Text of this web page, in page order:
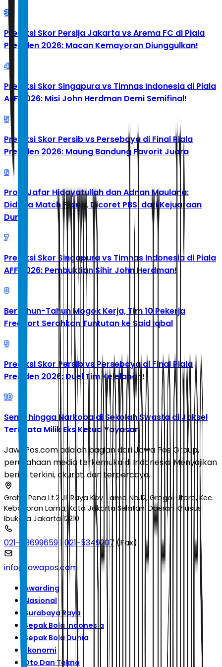
3
Prediksi Skor Persija Jakarta vs Arema FC di Piala
Presiden 2026: Macan Kemayoran Diunggulkan!
4
Prediksi Skor Singapura vs Timnas Indonesia di Piala
AFF 2026: Misi John Herdman Demi Semifinal!
5
Prediksi Skor Persib vs Persebaya di Final Piala
Presiden 2026: Maung Bandung Favorit Juara
6
Profil Jafar Hidayatullah dan Adnan Maulana:
Diduga Match Fixing, Dicoret PBSI dari Kejuaraan
Dunia
7
Prediksi Skor Singapura vs Timnas Indonesia di Piala
AFF 2026: Pembuktian Sihir John Herdman!
8
Bertahun-Tahun Mogok Kerja, Tim 10 Pekerja
Freeport Serahkan Tuntutan ke Said Iqbal
9
Prediksi Skor Persib vs Persebaya di Final Piala
Presiden 2026: Duel Tim Kelelahan!
10
Senpi hingga Narkoba di Sekolah Swasta di Jaksel
Ternyata Milik Eks Ketua Yayasan
JawaPos.com adalah bagian dari Jawa Pos Group,
perusahaan media terkemuka di Indonesia. Menyajikan
berita terkini, akurat, dan terpercaya.
Graha Pena Lt.2 Jl. Raya Kby. Lama No.12, Grogol Utara, Kec.
Kebayoran Lama, Kota Jakarta Selatan, Daerah Khusus
Ibukota Jakarta 12210
021-53699659 | 021-5349207 (Fax)
info@jawapos.com
Awarding
Nasional
Surabaya Raya
Sepak Bola Indonesia
Sepak Bola Dunia
Ekonomi
Oto Dan Tekno